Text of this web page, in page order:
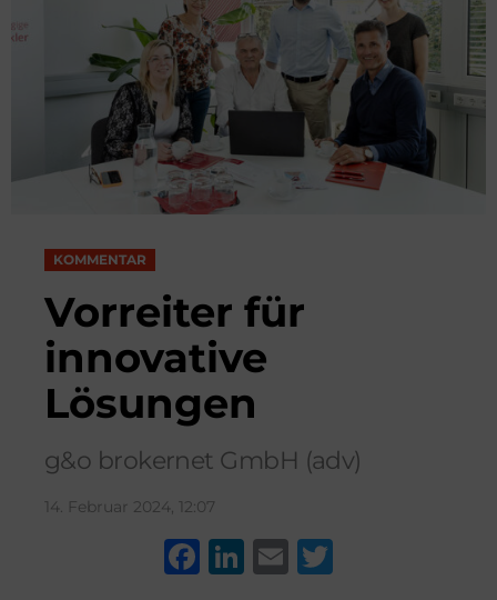
KOMMENTAR
Vorreiter für
innovative
Lösungen
g&o brokernet GmbH (adv)
14. Februar 2024, 12:07
F
Li
E